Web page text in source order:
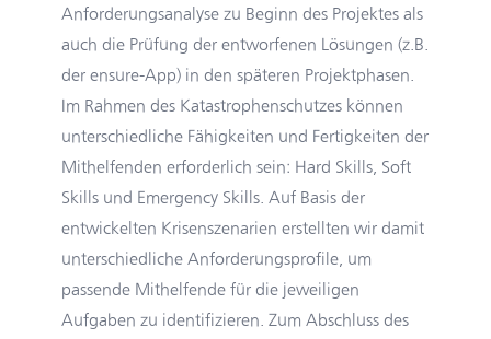
Anforderungsanalyse zu Beginn des Projektes als
auch die Prüfung der entworfenen Lösungen (z.B.
der ensure-App) in den späteren Projektphasen.
Im Rahmen des Katastrophenschutzes können
unterschiedliche Fähigkeiten und Fertigkeiten der
Mithelfenden erforderlich sein: Hard Skills, Soft
Skills und Emergency Skills. Auf Basis der
entwickelten Krisenszenarien erstellten wir damit
unterschiedliche Anforderungsprofile, um
passende Mithelfende für die jeweiligen
Aufgaben zu identifizieren. Zum Abschluss des